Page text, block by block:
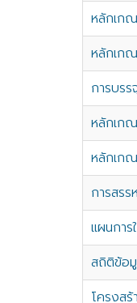
หลักเก
หลักเก
การบร
หลักเก
หลักเก
การสรร
แผนการ
สถิติข้อ
โครงสร้